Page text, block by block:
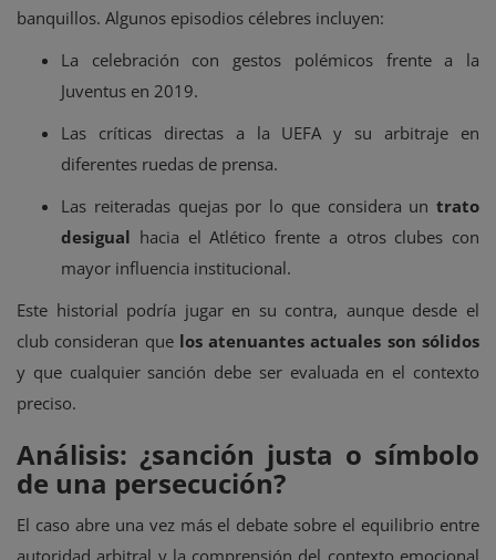
banquillos. Algunos episodios célebres incluyen:
La celebración con gestos polémicos frente a la
Juventus en 2019.
Las críticas directas a la UEFA y su arbitraje en
diferentes ruedas de prensa.
Las reiteradas quejas por lo que considera un trato
desigual hacia el Atlético frente a otros clubes con
mayor influencia institucional.
Este historial podría jugar en su contra, aunque desde el
club consideran que los atenuantes actuales son sólidos
y que cualquier sanción debe ser evaluada en el contexto
preciso.
Análisis: ¿sanción justa o símbolo
de una persecución?
El caso abre una vez más el debate sobre el equilibrio entre
autoridad arbitral y la comprensión del contexto emocional